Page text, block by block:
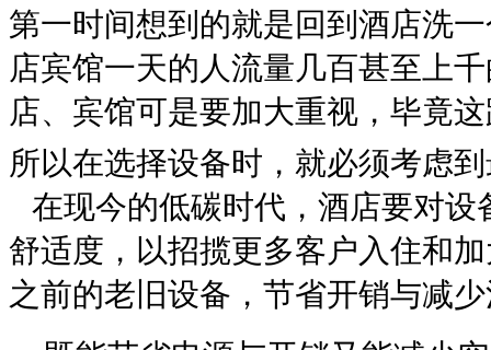
第一时间想到的就是回到酒店洗
店宾馆一天的人流量几百甚至上
店、宾馆可是要加大重视，毕竟
所以在选择设备时，就必须考虑
在现今的低碳时代，酒店要对设
舒适度，以招揽更多客户入住和
之前的老旧设备，节省开销与减